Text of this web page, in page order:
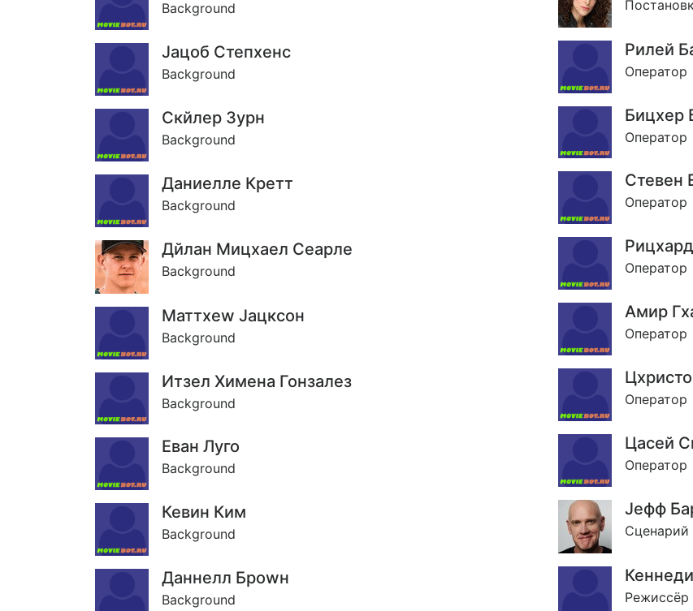
Background
Jацоб Степхенс
Background
Скйлер Зурн
Background
Даниелле Кретт
Background
Дйлан Мицхаел Сеарле
Background
Маттхеw Jацксон
Background
Итзел Xимена Гонзалез
Background
Еван Луго
Background
Кевин Ким
Background
Даннелл Броwн
Background
Рилей
Оператор
Бицхер
Оператор
Стевен
Оператор
Оператор
Амир
Оператор
Оператор
Цасей
Оператор
Jефф
Сценарий
Режиссёр